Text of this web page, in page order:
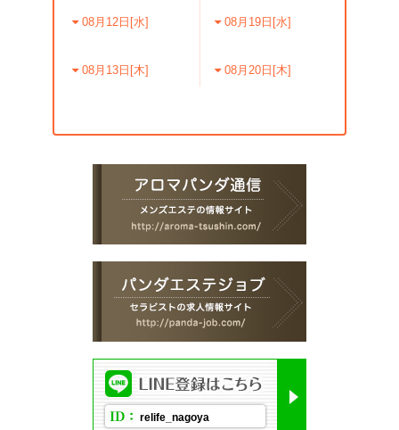
08月12日[水]
08月13日[木]
08月19日[水]
08月20日[木]
relife_nagoya